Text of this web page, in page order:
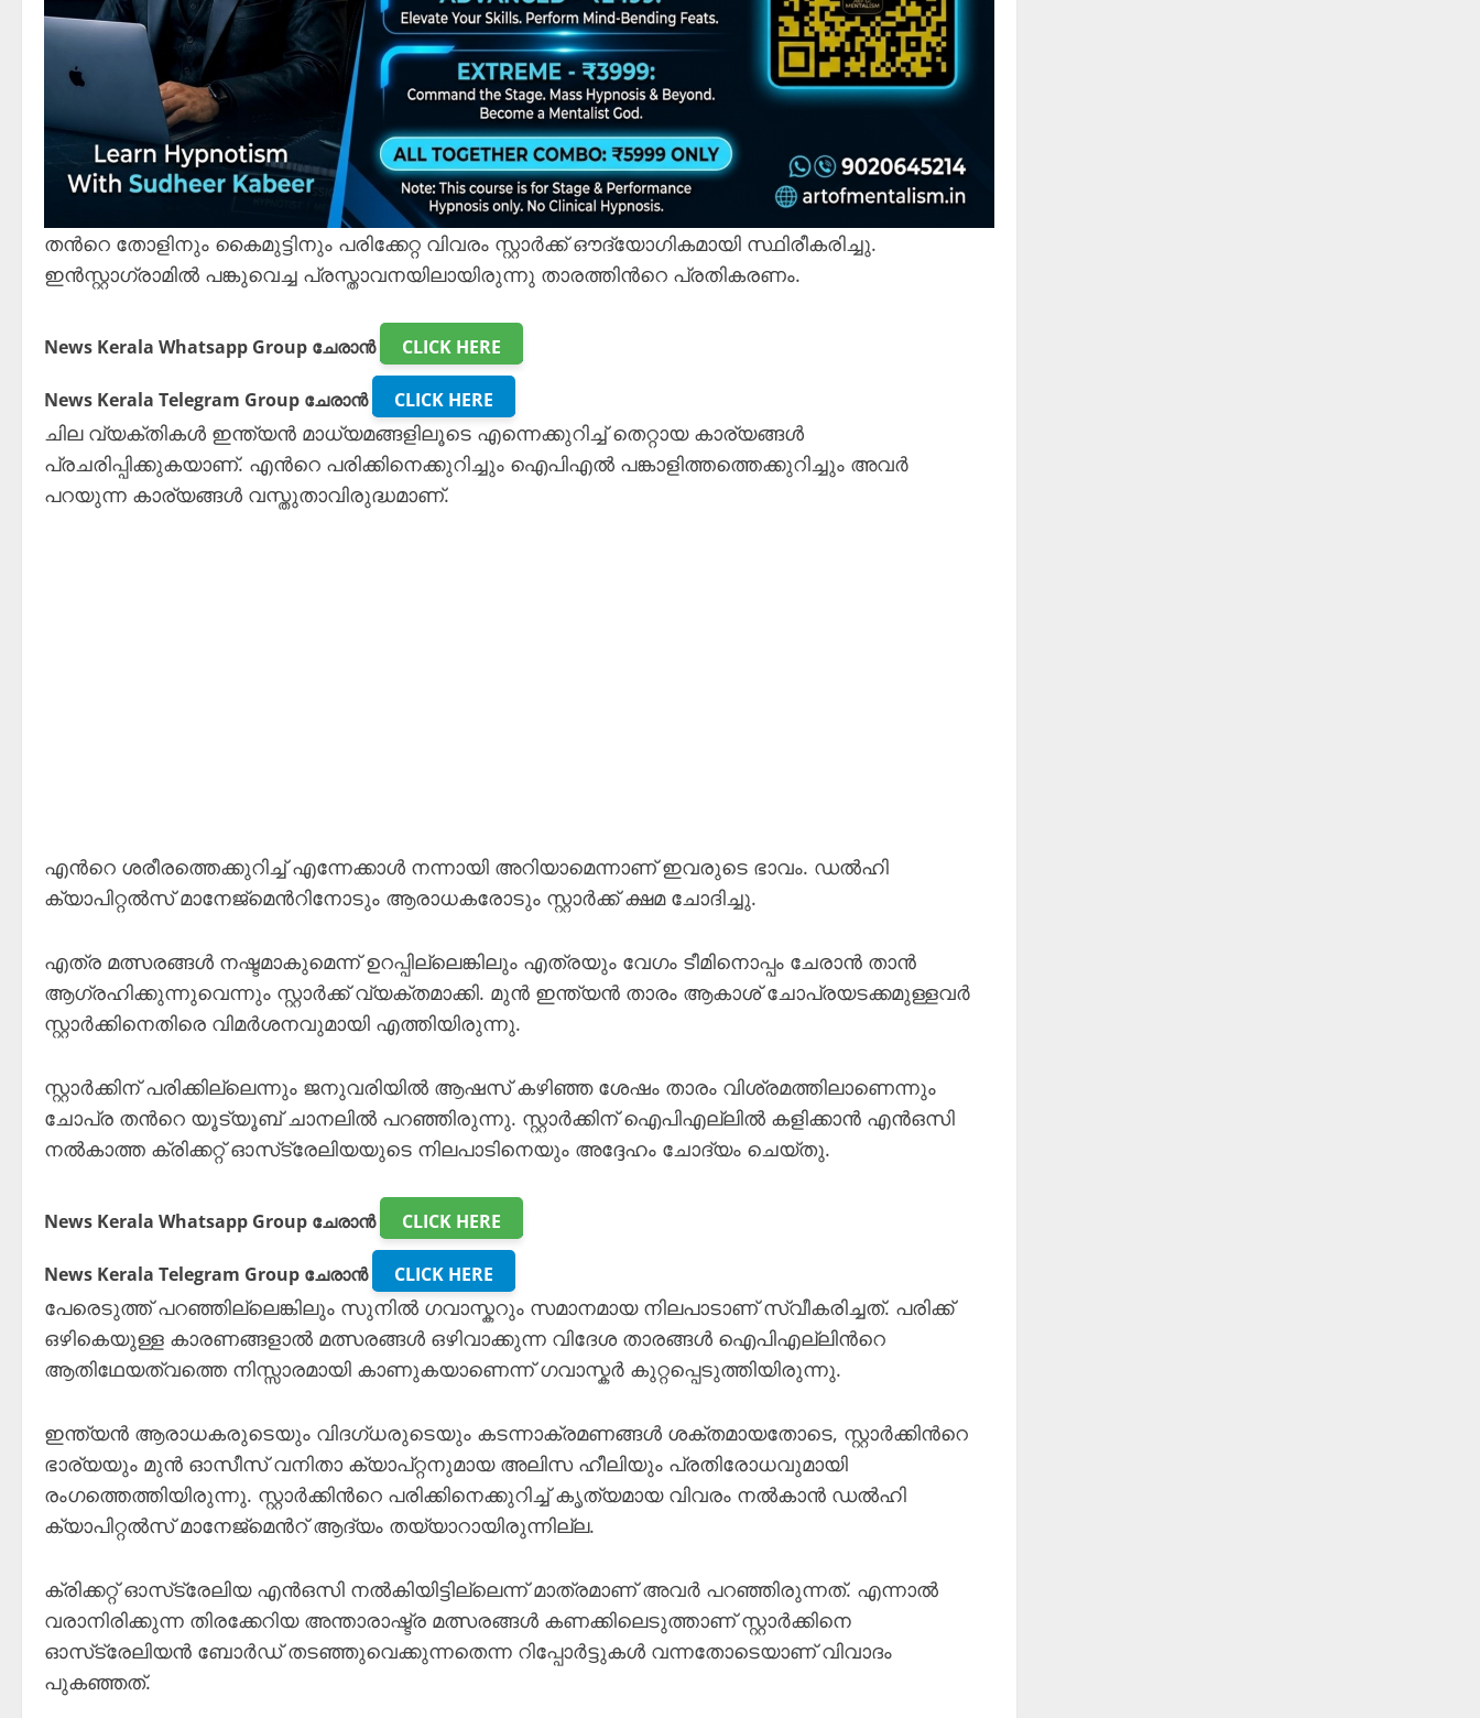
തന്‍റെ തോളിനും കൈമുട്ടിനും പരിക്കേറ്റ വിവരം സ്റ്റാർക്ക് ഔദ്യോഗികമായി സ്ഥിരീകരിച്ചു.
ഇൻസ്റ്റാഗ്രാമിൽ പങ്കുവെച്ച പ്രസ്താവനയിലായിരുന്നു താരത്തിന്‍റെ പ്രതികരണം.
News Kerala Whatsapp Group ചേരാൻ CLICK HERE
News Kerala Telegram Group ചേരാൻ CLICK HERE
ചില വ്യക്തികൾ ഇന്ത്യൻ മാധ്യമങ്ങളിലൂടെ എന്നെക്കുറിച്ച് തെറ്റായ കാര്യങ്ങൾ
പ്രചരിപ്പിക്കുകയാണ്. എന്‍റെ പരിക്കിനെക്കുറിച്ചും ഐപിഎൽ പങ്കാളിത്തത്തെക്കുറിച്ചും അവർ
പറയുന്ന കാര്യങ്ങൾ വസ്തുതാവിരുദ്ധമാണ്.
എന്‍റെ ശരീരത്തെക്കുറിച്ച് എന്നേക്കാൾ നന്നായി അറിയാമെന്നാണ് ഇവരുടെ ഭാവം. ഡൽഹി
ക്യാപിറ്റൽസ് മാനേജ്‌മെന്‍റിനോടും ആരാധകരോടും സ്റ്റാർക്ക് ക്ഷമ ചോദിച്ചു.
എത്ര മത്സരങ്ങൾ നഷ്ടമാകുമെന്ന് ഉറപ്പില്ലെങ്കിലും എത്രയും വേഗം ടീമിനൊപ്പം ചേരാൻ താൻ
ആഗ്രഹിക്കുന്നുവെന്നും സ്റ്റാർക്ക് വ്യക്തമാക്കി. മുൻ ഇന്ത്യൻ താരം ആകാശ് ചോപ്രയടക്കമുള്ളവർ
സ്റ്റാർക്കിനെതിരെ വിമര്‍ശനവുമായി എത്തിയിരുന്നു.
സ്റ്റാർക്കിന് പരിക്കില്ലെന്നും ജനുവരിയിൽ ആഷസ് കഴിഞ്ഞ ശേഷം താരം വിശ്രമത്തിലാണെന്നും
ചോപ്ര തന്‍റെ യൂട്യൂബ് ചാനലിൽ പറഞ്ഞിരുന്നു. സ്റ്റാർക്കിന് ഐപിഎല്ലില്‍ കളിക്കാൻ എൻഒസി
നൽകാത്ത ക്രിക്കറ്റ് ഓസ്‌ട്രേലിയയുടെ നിലപാടിനെയും അദ്ദേഹം ചോദ്യം ചെയ്തു.
News Kerala Whatsapp Group ചേരാൻ CLICK HERE
News Kerala Telegram Group ചേരാൻ CLICK HERE
പേരെടുത്ത് പറഞ്ഞില്ലെങ്കിലും സുനിൽ ഗവാസ്കറും സമാനമായ നിലപാടാണ് സ്വീകരിച്ചത്. പരിക്ക്
ഒഴികെയുള്ള കാരണങ്ങളാൽ മത്സരങ്ങൾ ഒഴിവാക്കുന്ന വിദേശ താരങ്ങൾ ഐപിഎല്ലിന്‍റെ
ആതിഥേയത്വത്തെ നിസ്സാരമായി കാണുകയാണെന്ന് ഗവാസ്കര്‍ കുറ്റപ്പെടുത്തിയിരുന്നു.
ഇന്ത്യൻ ആരാധകരുടെയും വിദഗ്ധരുടെയും കടന്നാക്രമണങ്ങൾ ശക്തമായതോടെ, സ്റ്റാര്‍ക്കിന്‍റെ
ഭാര്യയും മുൻ ഓസീസ് വനിതാ ക്യാപ്റ്റനുമായ അലിസ ഹീലിയും പ്രതിരോധവുമായി
രംഗത്തെത്തിയിരുന്നു. സ്റ്റാർക്കിന്‍റെ പരിക്കിനെക്കുറിച്ച് കൃത്യമായ വിവരം നൽകാൻ ഡൽഹി
ക്യാപിറ്റൽസ് മാനേജ്‌മെന്‍റ് ആദ്യം തയ്യാറായിരുന്നില്ല.
ക്രിക്കറ്റ് ഓസ്‌ട്രേലിയ എൻഒസി നൽകിയിട്ടില്ലെന്ന് മാത്രമാണ് അവർ പറഞ്ഞിരുന്നത്. എന്നാൽ
വരാനിരിക്കുന്ന തിരക്കേറിയ അന്താരാഷ്ട്ര മത്സരങ്ങൾ കണക്കിലെടുത്താണ് സ്റ്റാർക്കിനെ
ഓസ്‌ട്രേലിയൻ ബോർഡ് തടഞ്ഞുവെക്കുന്നതെന്ന റിപ്പോർട്ടുകൾ വന്നതോടെയാണ് വിവാദം
പുകഞ്ഞത്.